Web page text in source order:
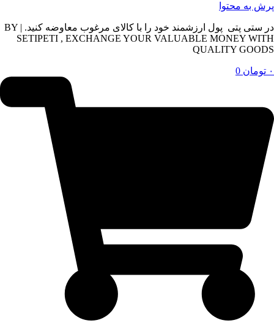
پرش به محتوا
در ستی پتی پول ارزشمند خود را با کالای مرغوب معاوضه کنید. | BY
SETIPETI , EXCHANGE YOUR VALUABLE MONEY WITH
QUALITY GOODS
۰ تومان 0